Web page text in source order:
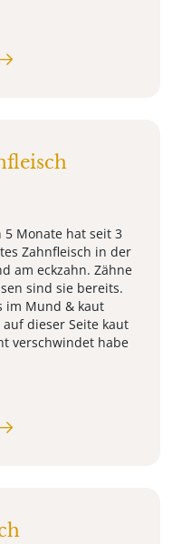
5 Monate hat seit 3
Zahnfleisch in der
am eckzahn. Zähne
sind sie bereits.
im Mund & kaut
dieser Seite kaut
verschwindet habe